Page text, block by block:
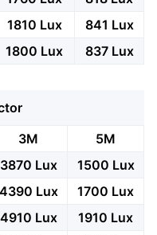
1810 Lux
841 Lux
1800 Lux 837 Lux
3M
5M
3870 Lux
1500 Lux
4390 Lux
1700 Lux
4910 Lux
1910 Lux